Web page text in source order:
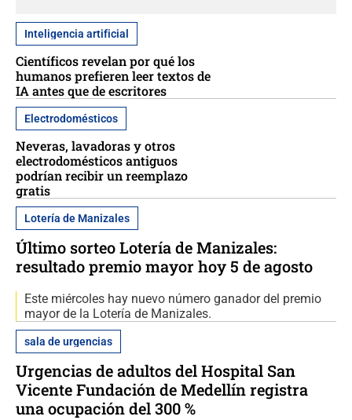
Inteligencia artificial
Científicos revelan por qué los
humanos prefieren leer textos de
IA antes que de escritores
Electrodomésticos
Neveras, lavadoras y otros
electrodomésticos antiguos
podrían recibir un reemplazo
gratis
Lotería de Manizales
Último sorteo Lotería de Manizales:
resultado premio mayor hoy 5 de agosto
Este miércoles hay nuevo número ganador del premio
mayor de la Lotería de Manizales.
sala de urgencias
Urgencias de adultos del Hospital San
Vicente Fundación de Medellín registra
una ocupación del 300 %